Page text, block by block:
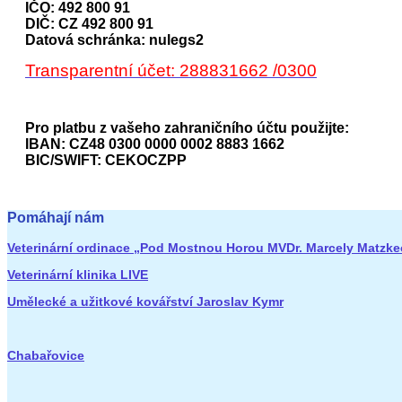
IČO: 492 800 91
DIČ: CZ 492 800 91
Datová schránka: nulegs2
Transparentní účet: 288831662 /0300
Pro platbu z vašeho zahraničního účtu použijte:
IBAN: CZ48 0300 0000 0002 8883 1662
BIC/SWIFT: CEKOCZPP
Pomáhají nám
Veterinární ordinace „Pod Mostnou Horou MVDr. Marcely
Veterinární klinika LIVE
Umělecké a užitkové kovářství Jaroslav Kymr
Chabařovice